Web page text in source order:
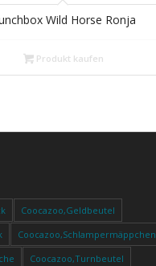
Wild Horse Ronja
Produkt kaufen
Coocazoo,Geldbeutel
Coocazoo,Schlampermäppchen
Coocazoo,Turnbeutel